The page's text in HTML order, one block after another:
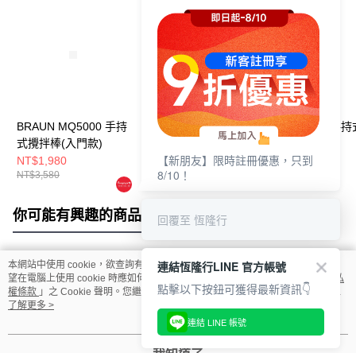
BRAUN MQ5000 手持
式攪拌棒(入門款)
NT$1,980
NT$3,580
BRAUN 手持式攪拌棒
1250ml切碎器(適用
MQ5系列)
NT$1,800
NT$2,400
OXO 好好握手持
拌盆- 2L
NT$599
你可能有興趣的商品 全站排行
熱門標籤
本網站中使用 cookie，欲查詢有關本網站使用 cookie 方式之詳情，及若您不希
望在電腦上使用 cookie 時應如何變更電腦的 cookie 設定，請參閱本網站「
隱私
權條款 」之 Cookie 聲明。您繼續使用本網站即表示您同意本公司得按本網站使
用條款之 Cookie 聲明使用 cookie。
了解更多 >
【新朋友】限時註冊優惠，只到
8/10！
回覆至 恆隆行
連結恆隆行LINE 官方帳號
點擊以下按鈕可獲得最新資訊👇
連結 LINE 帳號